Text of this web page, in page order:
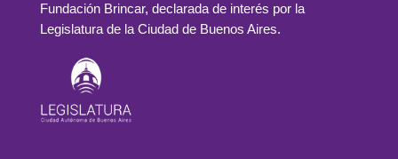
Fundación Brincar, declarada de interés por la
Legislatura de la Ciudad de Buenos Aires.